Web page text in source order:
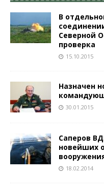
В
Северной
проверка
15.10.2015
Назначен
30.01.2015
Саперов
новейших
18.02.2014